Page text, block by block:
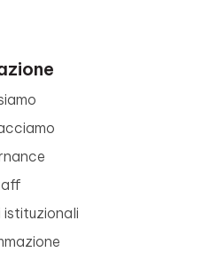
istituzionali